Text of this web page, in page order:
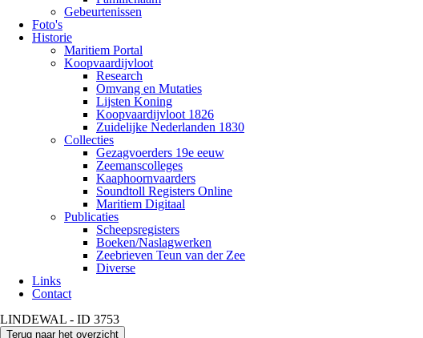
Gebeurtenissen
Foto's
Historie
Maritiem Portal
Koopvaardijvloot
Research
Omvang en Mutaties
Lijsten Koning
Koopvaardijvloot 1826
Zuidelijke Nederlanden 1830
Collecties
Gezagvoerders 19e eeuw
Zeemanscolleges
Kaaphoornvaarders
Soundtoll Registers Online
Maritiem Digitaal
Publicaties
Scheepsregisters
Boeken/Naslagwerken
Zeebrieven Teun van der Zee
Diverse
Links
Contact
LINDEWAL - ID 3753
Terug naar het overzicht